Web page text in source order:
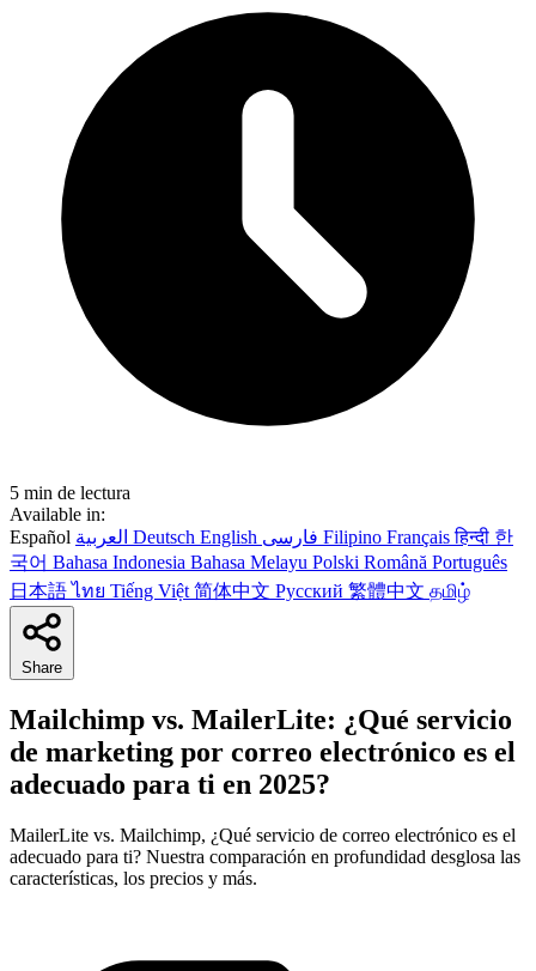
5 min de lectura
Available in:
Español
Deutsch English Filipino Françaisहिन्दी 한
국어 Bahasa Indonesia Bahasa Melayu Polski Română Português
日本語ไทย Tiếng Việt 简体中文 Русский 繁體中文 தமிழ்
Share
Mailchimp vs. MailerLite: ¿Qué servicio
de marketing por correo electrónico es el
adecuado para ti en 2025?
MailerLite vs. Mailchimp, ¿Qué servicio de correo electrónico es el
adecuado para ti? Nuestra comparación en profundidad desglosa las
características, los precios y más.